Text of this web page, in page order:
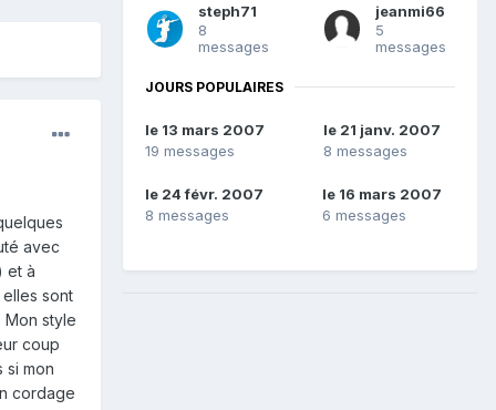
avec
et à
sont
Mon style
coup
si mon
cordage
steph71
8
messages
jeanmi66
5
messages
JOURS POPULAIRES
le 13 mars 2007
19 messages
le 21 janv. 2007
8 messages
le 24 févr. 2007
8 messages
le 16 mars 2007
6 messages